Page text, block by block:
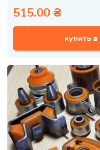
515.00 ₴
купить в